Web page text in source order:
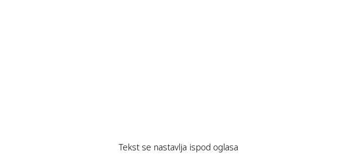
Tekst se nastavlja ispod oglasa